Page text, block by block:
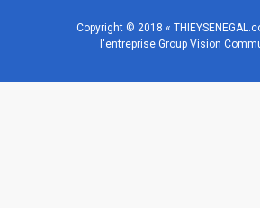
Copyright © 2018 «
l'entreprise Group Vision